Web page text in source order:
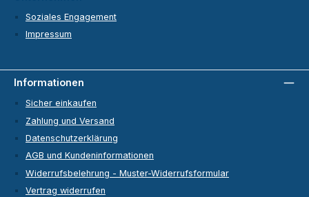
Soziales Engagement
Impressum
Informationen
Sicher einkaufen
Zahlung und Versand
Datenschutzerklärung
AGB und Kundeninformationen
Widerrufsbelehrung - Muster-Widerrufsformular
Vertrag widerrufen